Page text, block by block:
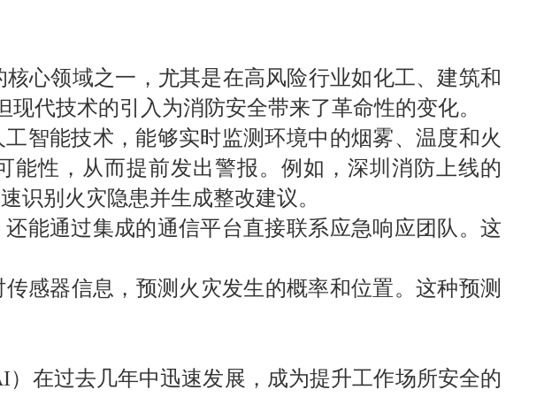
心领域之一，尤其是在高风险行业如化工、建筑和
代技术的引入为消防安全带来了革命性的变化。
智能技术，能够实时监测环境中的烟雾、温度和火
性，从而提前发出警报。例如，深圳消防上线的
识别火灾隐患并生成整改建议。
能通过集成的通信平台直接联系应急响应团队。这
感器信息，预测火灾发生的概率和位置。这种预测
）在过去几年中迅速发展，成为提升工作场所安全的